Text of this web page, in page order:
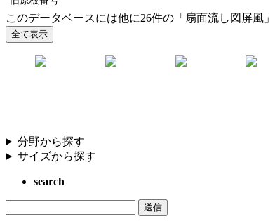
このデータベースには他に26件の「扇面流し図屏風
分野から探す
サイズから探す
search